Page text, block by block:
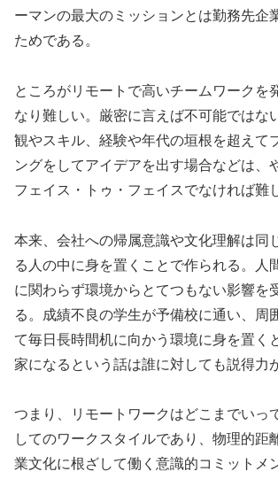
ーマンの最大のミッションとは勤務先企
ためである。
ところがリモートで高いチームワークを
なり難しい。厳密に言えば不可能ではな
観やスキル、経験や年代の垣根を超えて
ングをしてアイデアを出す場合などは、
フェイス・トゥ・フェイスでなければ難
本来、会社への帰属意識や文化理解は同
る人の中に身を置くことで作られる。人
に関わらず環境からとてつもない影響を
る。成績不良の学生が予備校に通い、周
て毎日長時間机に向かう環境に身を置く
家になるという話は誰に対しても説得力
つまり、リモートワークはどこまでいっ
してのワークスタイルであり、物理的距
業文化に根ざして働く意識的コミットメ